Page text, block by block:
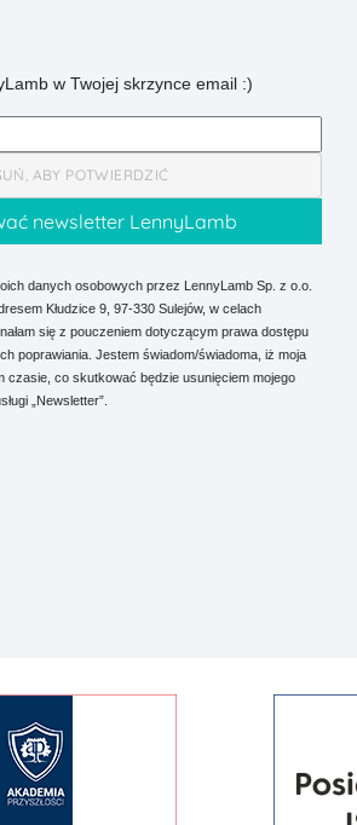
w Twojej skrzynce email :)
ABY POTWIERDZIĆ
danych osobowych przez LennyLamb Sp. z o.o.
Kłudzice 9, 97-330 Sulejów, w celach
się z pouczeniem dotyczącym prawa dostępu
poprawiania. Jestem świadom/świadoma, iż moja
czasie, co skutkować będzie usunięciem mojego
„Newsletter”.